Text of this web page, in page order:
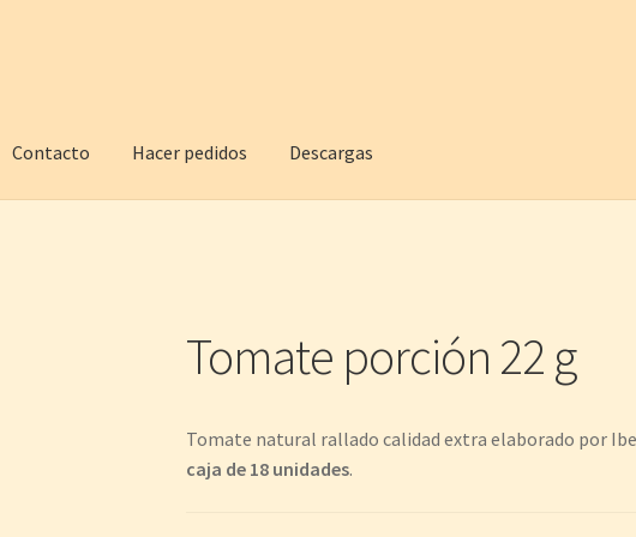
Contacto Hacer pedidos Descargas
Tomate porción 22 g
Tomate natural rallado calidad extra elaborado por
caja de 18 unidades.